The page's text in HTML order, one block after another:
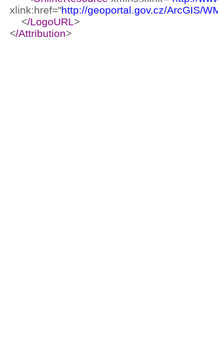
xlink:href="http://geoportal.gov.cz/ArcGIS/
</LogoURL>
</Attribution>